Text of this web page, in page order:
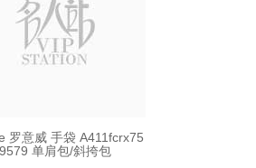
罗意威 手袋 A411fcrx75
9579 单肩包/斜挎包